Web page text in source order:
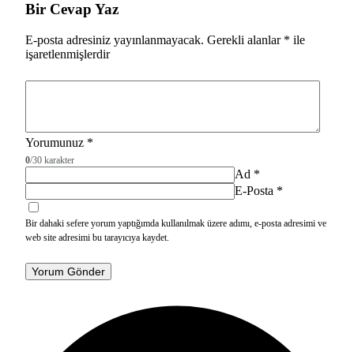
Bir Cevap Yaz
E-posta adresiniz yayınlanmayacak. Gerekli alanlar * ile
işaretlenmişlerdir
Yorumunuz *
0/30 karakter
Ad *
E-Posta *
Bir dahaki sefere yorum yaptığımda kullanılmak üzere adımı, e-posta adresimi ve
web site adresimi bu tarayıcıya kaydet.
Yorum Gönder